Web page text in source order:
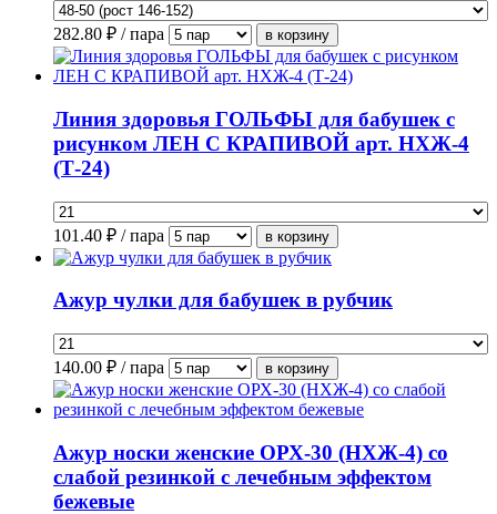
282.80 ₽ / пара
Линия здоровья ГОЛЬФЫ для бабушек с
рисунком ЛЕН С КРАПИВОЙ арт. НХЖ-4
(Т-24)
101.40 ₽ / пара
Ажур чулки для бабушек в рубчик
140.00 ₽ / пара
Ажур носки женские ОРХ-30 (НХЖ-4) со
слабой резинкой с лечебным эффектом
бежевые